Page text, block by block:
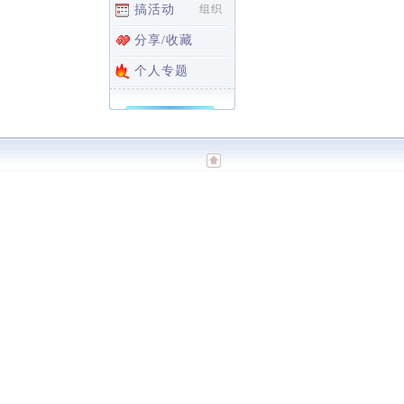
搞活动 组织
分享/收藏
个人专题